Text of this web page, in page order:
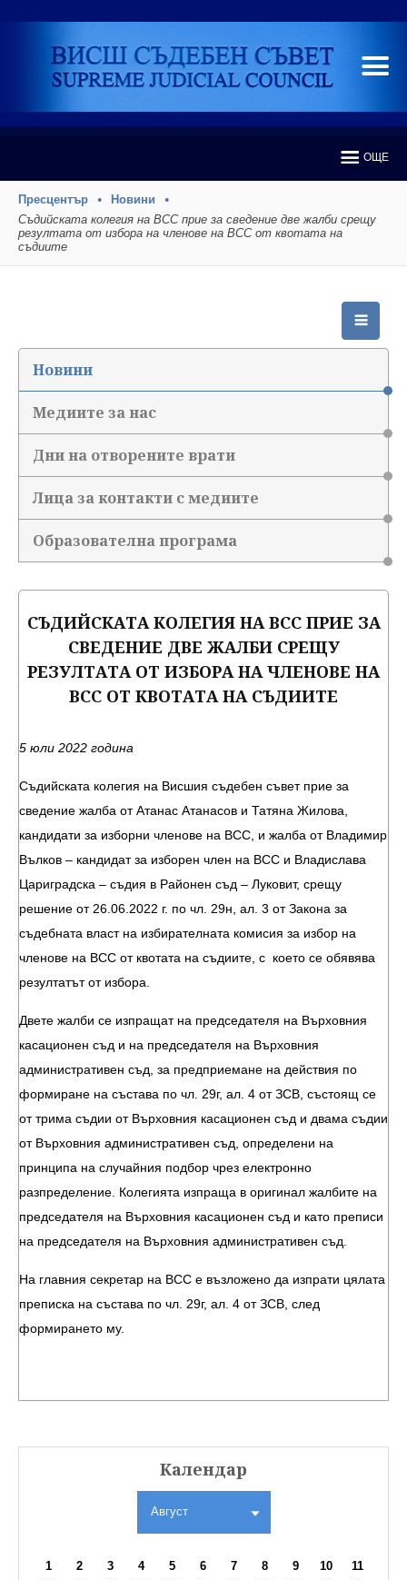
ОЩЕ
Пресцентър
Новини
Съдийската колегия на ВСС прие за сведение две жалби срещу
резултата от избора на членове на ВСС от квотата на
съдиите
Новини
Медиите за нас
Дни на отворените врати
Лица за контакти с медиите
Образователна програма
СЪДИЙСКАТА КОЛЕГИЯ НА ВСС ПРИЕ ЗА
СВЕДЕНИЕ ДВЕ ЖАЛБИ СРЕЩУ
РЕЗУЛТАТА ОТ ИЗБОРА НА ЧЛЕНОВЕ НА
ВСС ОТ КВОТАТА НА СЪДИИТЕ
5 юли 2022 година
Съдийската колегия на Висшия съдебен съвет прие за
сведение жалба от Атанас Атанасов и Татяна Жилова,
кандидати за изборни членове на ВСС, и жалба от Владимир
Вълков – кандидат за изборен член на ВСС и Владислава
Цариградска – съдия в Районен съд – Луковит, срещу
решение от 26.06.2022 г. по чл. 29н, ал. 3 от Закона за
съдебната власт на избирателната комисия за избор на
членове на ВСС от квотата на съдиите, с което се обявява
резултатът от избора.
Двете жалби се изпращат на председателя на Върховния
касационен съд и на председателя на Върховния
административен съд, за предприемане на действия по
формиране на състава по чл. 29г, ал. 4 от ЗСВ, състоящ се
от трима съдии от Върховния касационен съд и двама съдии
от Върховния административен съд, определени на
принципа на случайния подбор чрез електронно
разпределение. Колегията изпраща в оригинал жалбите на
председателя на Върховния касационен съд и като преписи
на председателя на Върховния административен съд.
На главния секретар на ВСС е възложено да изпрати цялата
преписка на състава по чл. 29г, ал. 4 от ЗСВ, след
формирането му.
Календар
Август
1 2 3 4 5 6 7 8 9 10
11